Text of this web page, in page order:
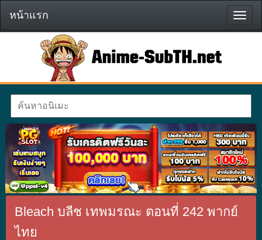
หน้า
แรก
หน้าแรก
Bleach บลีช เทพมรณะ ตอนที่ 242 พากย์
ไทย